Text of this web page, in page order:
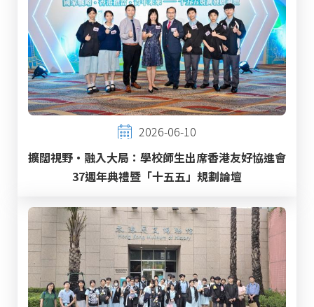
2026-06-10
擴闊視野・融入大局：學校師生出席香港友好協進會
37週年典禮暨「十五五」規劃論壇